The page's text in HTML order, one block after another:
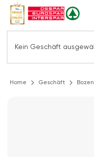
Home Geschäft Bozen